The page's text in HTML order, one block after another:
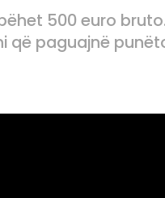
500 euro
që paguajnë